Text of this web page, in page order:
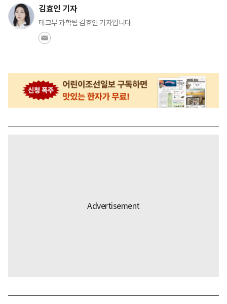
김효인 기자
테크부 과학팀 김효인 기자입니다.